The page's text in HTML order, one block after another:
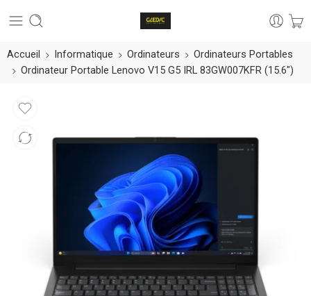
Accueil Informatique Ordinateurs
Ordinateurs Portables
Ordinateur Portable Lenovo V15 G5 IRL 83GW007KFR (15.6″)